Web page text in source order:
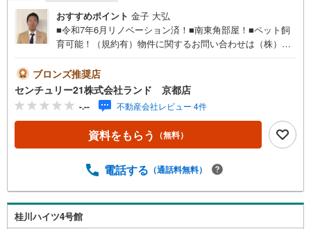
おすすめポイント 金子 大弘
■令和7年6月リノベーション済！■南東角部屋！■ペット飼
育可能！（規約有）物件に関するお問い合わせは（株）ラ
センチュリー21ランドについて＞●センチュリー21ランド
京都店は・・・ お客様のご希望をお客様の目線でご満足
いただけるお住いを全力でお探し致します！●購入・売却・
ローンのご相談など、些細なことでもお気軽にご相談下さ
いませ！●リフォームのご相談も承っております。○京阪鴨
東線 「出町柳」駅 徒歩約6分○京都市営地下鉄烏丸線 「今
曜日定休日※祝日は営業）事前にご連絡いただけますと、ス
ブロンズ推奨店
センチュリー21株式会社ランド 京都店
-.-- 不動産会社レビュー 4件
資料をもらう （無料）
電話する （通話料無料）
桂川ハイツ4号館